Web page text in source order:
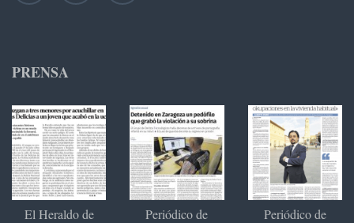
PRENSA
El Heraldo de
Periódico de
Periódico de